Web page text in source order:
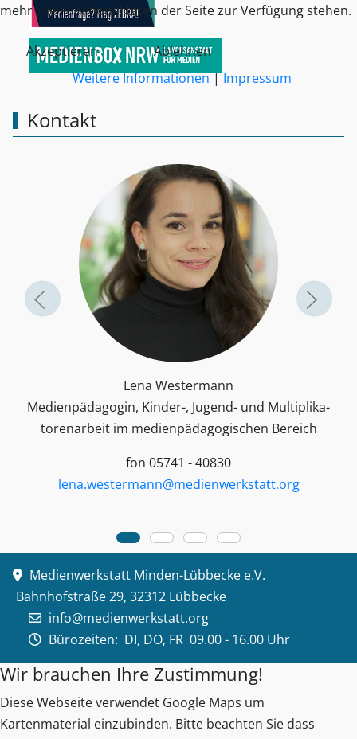
Kontakt
Lena Westermann
Medienpädagogin, Kinder-, Jugend- und Multiplika­
toren­arbeit im medienpädagogischen Bereich
fon 05741 - 40830
lena.westermann@medienwerkstatt.org
Medienwerkstatt Minden-Lübbecke e.V.
Bahnhofstraße 29, 32312 Lübbecke
info@medienwerkstatt.org
Bürozeiten: DI, DO, FR 09.00 - 16.00 Uhr
Wir brauchen Ihre Zustimmung!
Diese Webseite verwendet Google Maps um
Kartenmaterial einzubinden. Bitte beachten Sie dass
mehr alle Funktionalitäten der Seite zur Verfügung stehen.
Akzeptieren
Ablehnen
Weitere Informationen|Impressum